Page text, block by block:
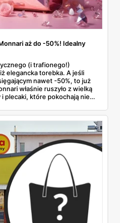
aż do -50%! Idealny
(i trafionego!)
elegancka torebka. A jeśli
nawet -50%, to już
właśnie ruszyło z wielką
plecaki, które pokochają nie